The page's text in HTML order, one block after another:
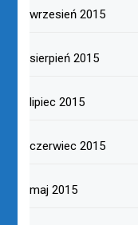
wrzesień 2015
sierpień 2015
lipiec 2015
czerwiec 2015
maj 2015